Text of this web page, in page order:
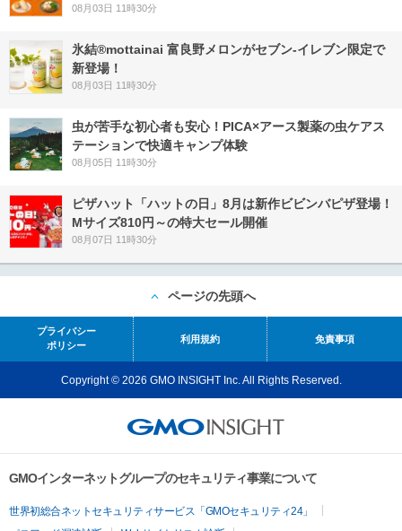
08月03日 11時30分
氷結®mottainai 富良野メロンがセブン‐イレブン限定で
新登場！
08月03日 11時30分
虫が苦手な初心者も安心！PICA×アース製薬の虫ケアス
テーションで快適キャンプ体験
08月05日 11時30分
ピザハット「ハットの日」8月は新作ビビンバピザ登場！
Mサイズ810円～の特大セール開催
08月07日 11時30分
ページの先頭へ
プライバシー
ポリシー
利用規約 免責事項
Copyright © 2026 GMO INSIGHT Inc. All Rights Reserved.
GMOインターネットグループのセキュリティ事業について
世界初総合ネットセキュリティサービス「GMOセキュリティ24」